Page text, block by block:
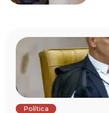
Política